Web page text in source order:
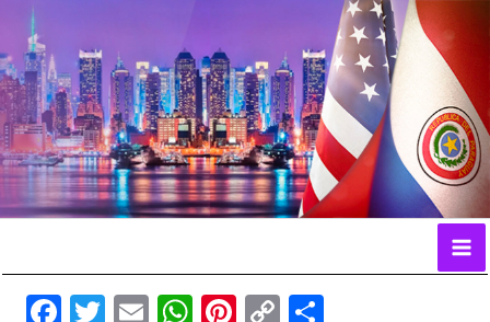
contenido
F
T
E
W Pi C